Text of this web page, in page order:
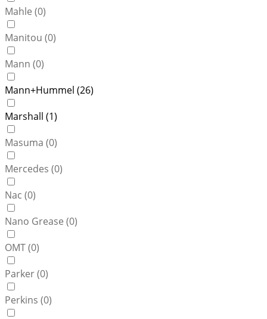
Mahle (0)
Manitou (0)
Mann (0)
Mann+Hummel (26)
Marshall (1)
Masuma (0)
Mercedes (0)
Nac (0)
Nano Grease (0)
OMT (0)
Parker (0)
Perkins (0)